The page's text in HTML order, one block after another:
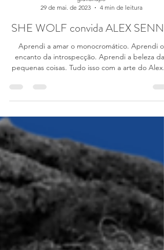
29 de mai. de 2023
4 min de leitura
SHE WOLF convida ALEX SENNA
Aprendi a amar o monocromático. Aprendi o
pequenas coisas. Tudo isso com a arte do